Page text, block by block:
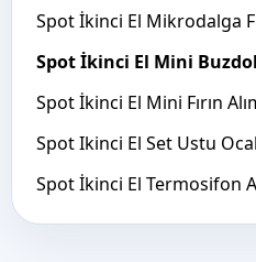
Spot İkinci El Mikrodalga
Spot İkinci El Mini
Spot İkinci El Mini Fırın
Spot Ikinci El Set Ustu
Spot İkinci El Termosifon